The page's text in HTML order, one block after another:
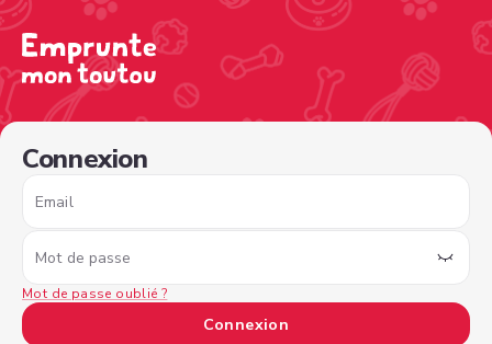
Connexion
Email
Mot de passe
Mot de passe oublié ?
Connexion
/sign-in?nextPage=%2Fview-profile%2F047d945a-f31f-